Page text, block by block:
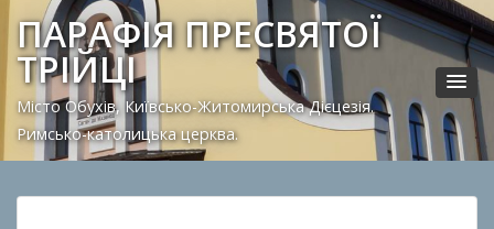
ПАРАФІЯ ПРЕСВЯТОЇ
ТРІЙЦІ
Місто Обухів, Київсько-Житомирська Дієцезія.
Римсько-католицька церква.